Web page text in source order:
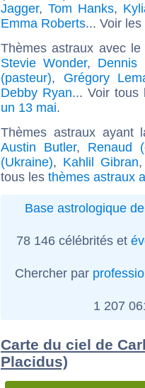
Jagger, Tom Hanks,
Emma Roberts... Voir les
Thèmes astraux avec
Stevie Wonder, Dennis
(pasteur), Grégory
Debby Ryan... Voir
un 13 mai.
Thèmes astraux
Austin Butler, Renaud
(Ukraine), Kahlil Gibran
tous les thèmes astraux
Base astrologique
78 146 célébrités et
Chercher par
1 207
Carte du ciel de
Placidus)